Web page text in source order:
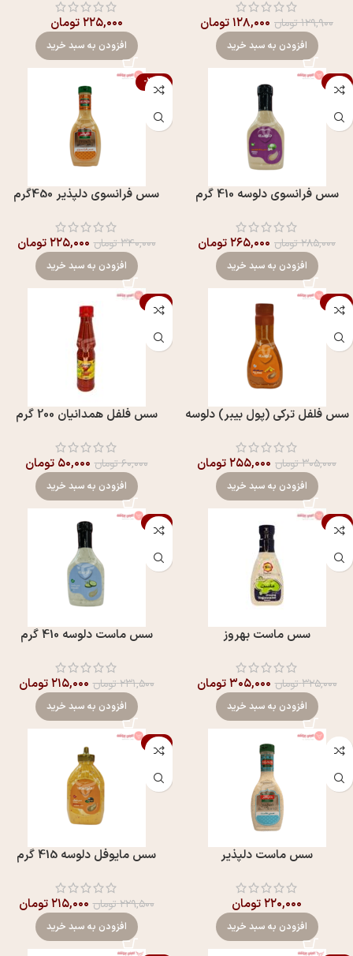
۱۲۹,۹۰۰تومان ۱۲۸,۰۰۰تومان
افزودن به سبد خرید
۲۲۵,۰۰۰تومان
افزودن به سبد خرید
-7%
سس فرانسوی دلوسه 410 گرم
۲۸۵,۰۰۰تومان ۲۶۵,۰۰۰تومان
افزودن به سبد خرید
-34%
سس فرانسوی دلپذير 450گرم
۳۴۰,۰۰۰تومان ۲۲۵,۰۰۰تومان
افزودن به سبد خرید
-16%
سس فلفل ترکی (پول بیبر) دلوسه
۳۰۵,۰۰۰تومان ۲۵۵,۰۰۰تومان
افزودن به سبد خرید
-17%
سس فلفل همدانیان 200 گرم
۶۰,۰۰۰تومان ۵۰,۰۰۰ تومان
افزودن به سبد خرید
-6%
سس ماست بهروز
۳۲۵,۰۰۰تومان ۳۰۵,۰۰۰تومان
افزودن به سبد خرید
-7%
سس ماست دلوسه 410 گرم
۲۳۱,۵۰۰تومان ۲۱۵,۰۰۰تومان
افزودن به سبد خرید
سس ماست دلپذير
۲۲۰,۰۰۰تومان
افزودن به سبد خرید
-6%
سس مايوفل دلوسه 415 گرم
۲۲۹,۵۰۰تومان ۲۱۵,۰۰۰تومان
افزودن به سبد خرید